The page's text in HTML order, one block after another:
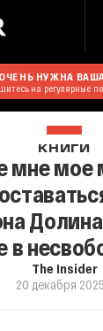
НУЖНА
на регулярные
КНИГИ
мне мое
в
The Insider
20 декабря 2025